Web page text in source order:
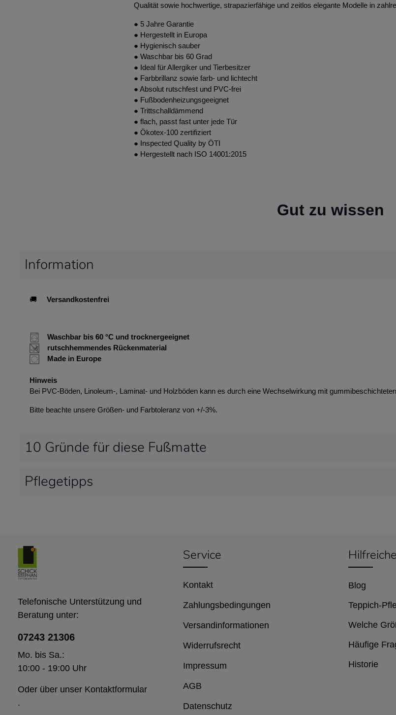
Qualität sowie hochwertige, strapazierfähige und zeitlos elegante Modelle in
● 5 Jahre Garantie
● Hergestellt in Europa
● Hygienisch sauber
● Waschbar bis 60 Grad
● Ideal für Allergiker und Tierbesitzer
● Farbbrillanz sowie farb- und lichtecht
● Absolut rutschfest und PVC-frei
● Fußbodenheizungsgeeignet
● Trittschalldämmend
● flach, passt fast unter jede Tür
● Ökotex-100 zertifiziert
● Inspected Quality by ÖTI
● Hergestellt nach ISO 14001:2015
Gut zu wissen
Information
🚚 Versandkostenfrei
Waschbar bis 60 °C und trocknergeeignet
rutschhemmendes Rückenmaterial
Made in Europe
Hinweis
Bei PVC-Böden, Linoleum-, Laminat- und Holzböden kann es durch eine Wechselwirkung mit
Bitte beachte unsere Größen- und Farbtoleranz von +/-3%.
10 Gründe für diese Fußmatte
Pflegetipps
Service
Kontakt
Zahlungsbedingungen
Versandinformationen
Widerrufsrecht
Impressum
AGB
Datenschutz
Telefonische Unterstützung und
Beratung unter:
07243 21306
Mo. bis Sa.:
10:00 - 19:00 Uhr
Oder über unser Kontaktformular
.
Blog
Teppich-
Welche
Häufige
Historie